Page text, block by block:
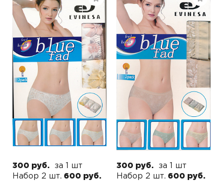
300 руб.
за 1 шт
Набор 2 шт. 600 руб.
300 руб.
за 1 шт
Набор 2 шт. 600 руб.